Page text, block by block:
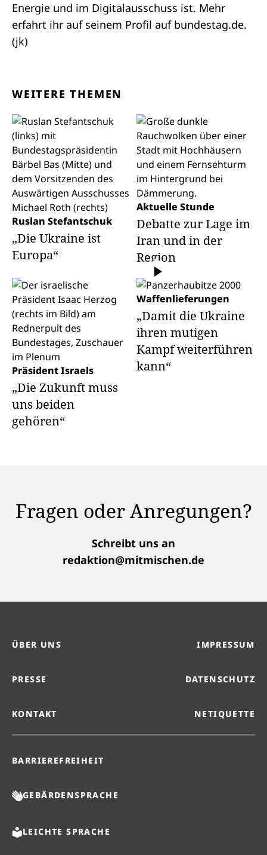
Energie und im Digitalausschuss ist. Mehr
erfahrt ihr auf seinem Profil auf bundestag.de.
(jk)
WEITERE THEMEN
Ruslan Stefantschuk
„Die Ukraine ist
Europa“
Aktuelle Stunde
Debatte zur Lage im
Iran und in der
Region
Präsident Israels
„Die Zukunft muss
uns beiden
gehören“
Waffenlieferungen
„Damit die Ukraine
ihren mutigen
Kampf weiterführen
kann“
Fragen oder Anregungen?
Schreibt uns an
redaktion@mitmischen.de
ÜBER UNS IMPRESSUM
PRESSE DATENSCHUTZ
KONTAKT NETIQUETTE
BARRIEREFREIHEIT
GEBÄRDENSPRACHE
LEICHTE SPRACHE